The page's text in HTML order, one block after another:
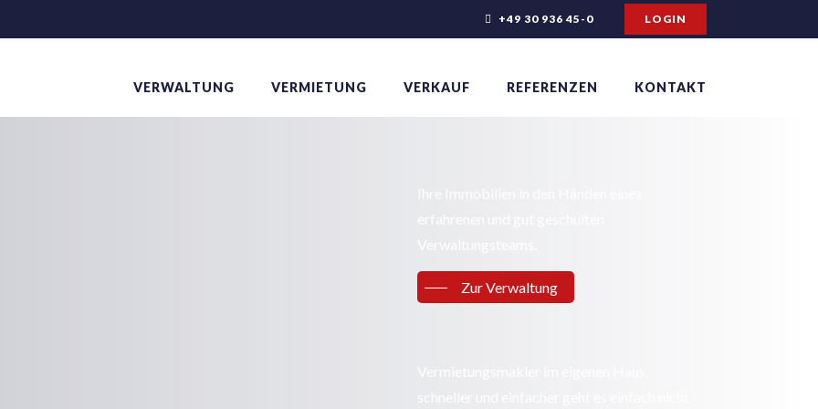
+49 30 936 45-0 LOGIN
VERWALTUNG VERMIETUNG VERKAUF REFERENZEN KONTAKT
Zur Verwaltung